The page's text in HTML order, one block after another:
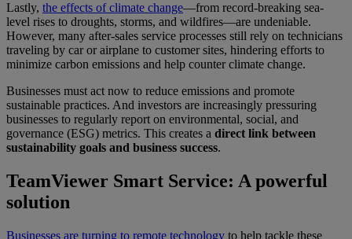
Lastly, the effects of climate change—from record-breaking sea-
level rises to droughts, storms, and wildfires—are undeniable.
However, many after-sales service processes still rely on technicians
traveling by car or airplane to customer sites, hindering efforts to
minimize carbon emissions and help counter climate change.
Businesses must act now to reduce emissions and promote
sustainable practices. And investors are increasingly pressuring
businesses to regularly report on environmental, social, and
governance (ESG) metrics. This creates a direct link between
sustainability goals and business success.
TeamViewer Smart Service: A powerful
solution
Businesses are turning to remote technology to help tackle these